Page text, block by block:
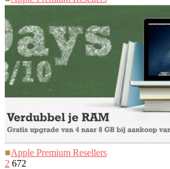
■Apple Premium Resellers
2 672